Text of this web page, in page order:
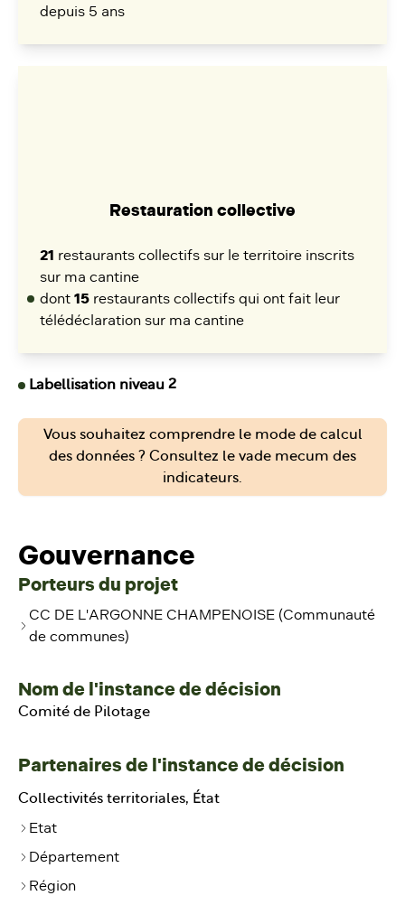
depuis 5 ans
Restauration collective
21 restaurants collectifs sur le territoire inscrits
sur ma cantine
dont 15 restaurants collectifs qui ont fait leur
télédéclaration sur ma cantine
Labellisation niveau 2
Vous souhaitez comprendre le mode de calcul
des données ? Consultez le vade mecum des
indicateurs.
Gouvernance
Porteurs du projet
CC DE L'ARGONNE CHAMPENOISE (Communauté
de communes)
Nom de l'instance de décision
Comité de Pilotage
Partenaires de l'instance de décision
Collectivités territoriales, État
Etat
Département
Région